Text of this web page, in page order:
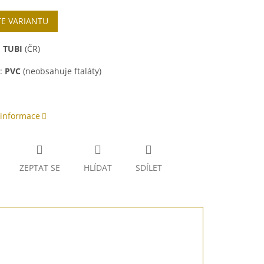
VARIANTU
TUBI (ČR)
PVC(neobsahuje ftaláty)
ZEPTAT SE HLÍDAT SDÍLET